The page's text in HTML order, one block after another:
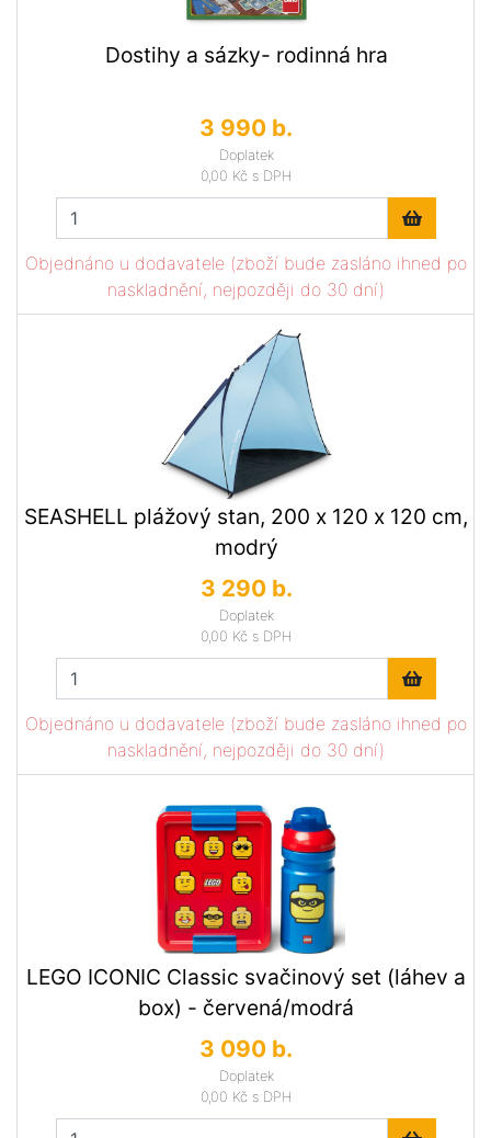
Dostihy a sázky- rodinná hra
3 990 b.
Doplatek
0,00 Kč s DPH
Objednáno u dodavatele (zboží bude zasláno ihned po
naskladnění, nejpozději do 30 dní)
SEASHELL plážový stan, 200 x 120 x 120 cm,
modrý
3 290 b.
Doplatek
0,00 Kč s DPH
Objednáno u dodavatele (zboží bude zasláno ihned po
naskladnění, nejpozději do 30 dní)
LEGO ICONIC Classic svačinový set (láhev a
box) - červená/modrá
3 090 b.
Doplatek
0,00 Kč s DPH